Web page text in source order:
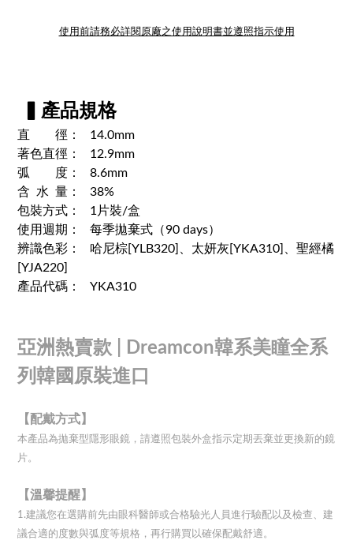
使用前請務必詳閱原廠之使用說明書並遵照指示使用
▍產品規格
直 徑： 14.0mm
著色直徑： 12.9mm
弧 度： 8.6mm
含 水 量： 38%
包裝方式： 1片裝/盒
使用週期： 每季拋棄式（90 days）
辨識色彩： 哈尼棕[YLB320]、太妍灰[YKA310]、聖經橘
[YJA220]
產品代碼： YKA310
亞洲熱賣款 |
Dreamcon韓系美瞳全系
列韓國原裝進口
【配戴方式】
本產品為拋棄型隱形眼鏡，請遵照包裝外盒指示定期丟棄並更換新的鏡
片。
【溫馨提醒】
1.建議您在選購前先由眼科醫師或合格驗光人員進行驗配以及檢查、建
議合適的度數與弧度等規格，再行購買以確保配戴舒適。